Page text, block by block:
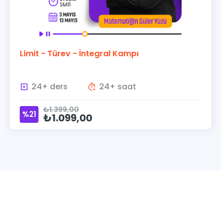
Limit - Türev - İntegral Kampı
24+ ders 24+ saat
₺1.399,00
₺1.099,00
%21